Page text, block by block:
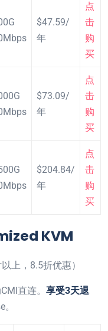
$47.59/
年
点
击
购
买
$73.09/
年
点
击
购
买
$204.84/
年
点
击
购
买
KVM
上，8.5折优惠）
直连。 享受3天退